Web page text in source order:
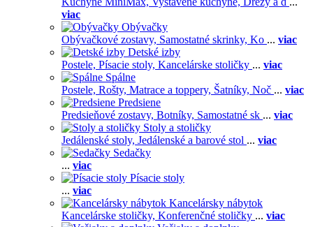
viac
Obývačky
Obývačkové zostavy, Samostatné skrinky, Ko ... viac
Detské izby
Postele, Písacie stoly, Kancelárske stoličky ... viac
Spálne
Postele, Rošty, Matrace a toppery, Šatníky, Noč ... viac
Predsiene
Predsieňové zostavy, Botníky, Samostatné sk ... viac
Stoly a stoličky
Jedálenské stoly, Jedálenské a barové stol ... viac
Sedačky
... viac
Písacie stoly
... viac
Kancelársky nábytok
Kancelárske stoličky, Konferenčné stoličky ... viac